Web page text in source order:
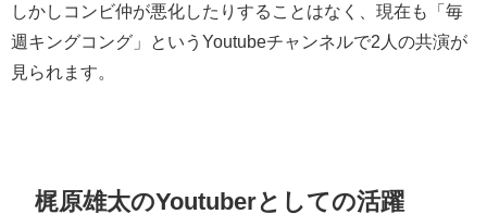
しかしコンビ仲が悪化したりすることはなく、現在も「毎
週キングコング」というYoutubeチャンネルで2人の共演が
見られます。
梶原雄太のYoutuberとしての活躍